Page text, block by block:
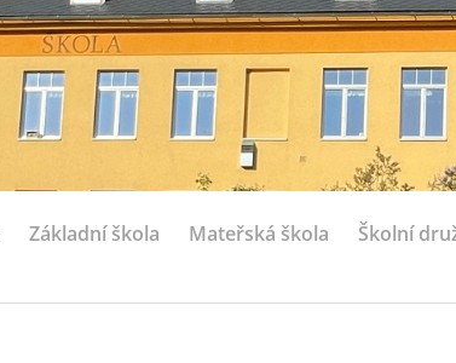
Základní škola Mateřská škola Školní